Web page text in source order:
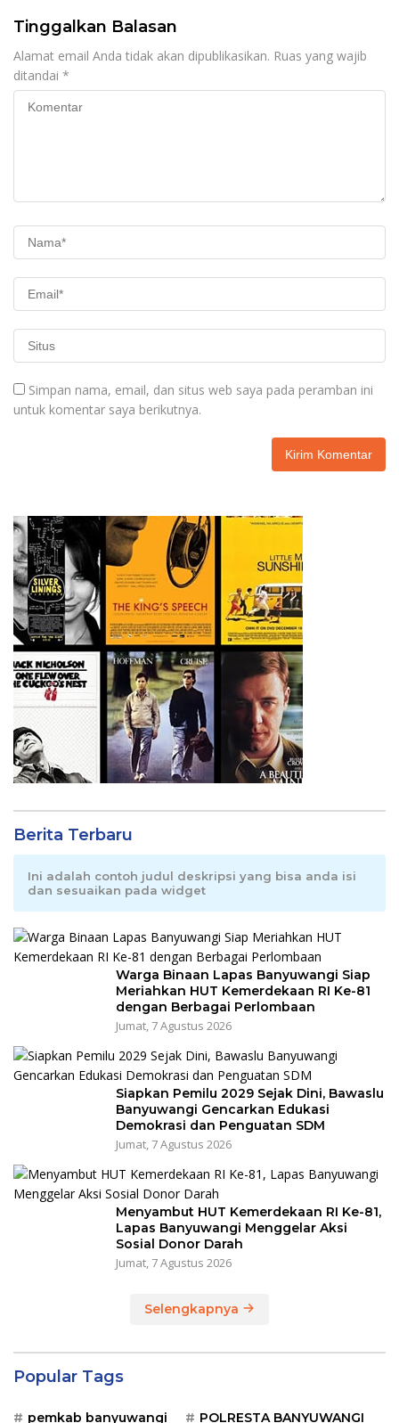
Tinggalkan Balasan
Alamat email Anda tidak akan dipublikasikan. Ruas yang wajib
ditandai *
Simpan nama, email, dan situs web saya pada peramban ini
untuk komentar saya berikutnya.
Berita Terbaru
Ini adalah contoh judul deskripsi yang bisa anda isi
dan sesuaikan pada widget
Warga Binaan Lapas Banyuwangi Siap
Meriahkan HUT Kemerdekaan RI Ke-81
dengan Berbagai Perlombaan
Jumat, 7 Agustus 2026
Siapkan Pemilu 2029 Sejak Dini, Bawaslu
Banyuwangi Gencarkan Edukasi
Demokrasi dan Penguatan SDM
Jumat, 7 Agustus 2026
Menyambut HUT Kemerdekaan RI Ke-81,
Lapas Banyuwangi Menggelar Aksi
Sosial Donor Darah
Jumat, 7 Agustus 2026
Selengkapnya
Popular Tags
pemkab banyuwangi POLRESTA BANYUWANGI